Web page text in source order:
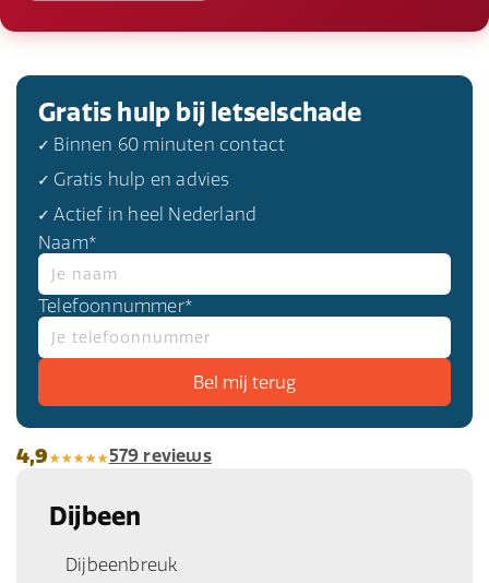
Gratis hulp bij letselschade
✓ Binnen 60 minuten contact
✓ Gratis hulp en advies
✓ Actief in heel Nederland
Naam*
Telefoonnummer*
4,9 579 reviews
Dijbeen
Dijbeenbreuk